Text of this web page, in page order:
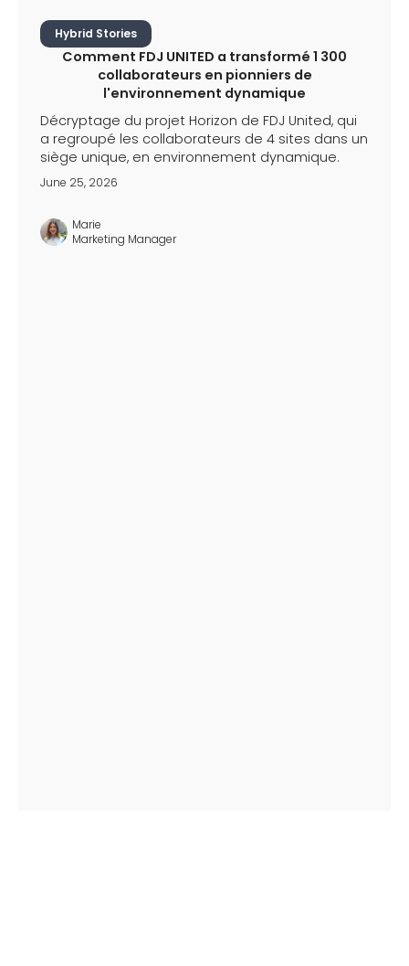
Hybrid Stories
Comment FDJ UNITED a transformé 1 300
collaborateurs en pionniers de
l'environnement dynamique
Décryptage du projet Horizon de FDJ United, qui
a regroupé les collaborateurs de 4 sites dans un
siège unique, en environnement dynamique.
June 25, 2026
Marie
Marketing Manager